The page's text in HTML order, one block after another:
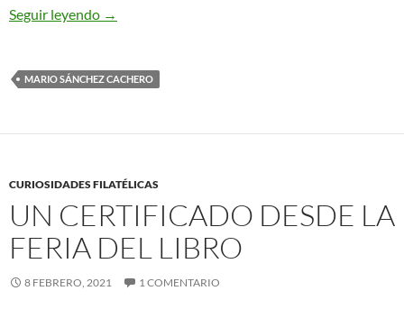
Seguir leyendo Una Carta entre Juzgados
→
MARIO SÁNCHEZ CACHERO
CURIOSIDADES FILATÉLICAS
UN CERTIFICADO DESDE LA
FERIA DEL LIBRO
8 FEBRERO, 2021 1 COMENTARIO